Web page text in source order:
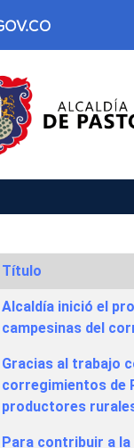
Articles
Título
Alcaldía inició el
campesinas del
Gracias al trabajo
corregimientos de
productores
Para contribuir a